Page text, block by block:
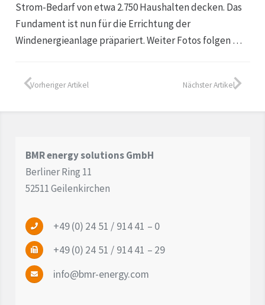
Quartiersentwicklung
Kontakt
Strom-Bedarf von etwa 2.750 Haushalten decken. Das
Fundament ist nun für die Errichtung der
Windenergieanlage präpariert. Weiter Fotos folgen …
Vorheriger Artikel Nächster Artikel
BMR energy solutions GmbH
Berliner Ring 11
52511 Geilenkirchen
+49 (0) 24 51 / 914 41 – 0
+49 (0) 24 51 / 914 41 – 29
info@bmr-energy.com